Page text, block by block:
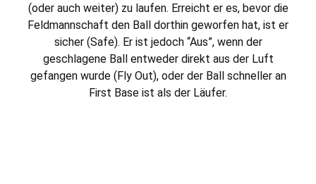
(oder auch weiter) zu laufen. Erreicht er es, bevor die
Feldmannschaft den Ball dorthin geworfen hat, ist er
sicher (Safe). Er ist jedoch “Aus”, wenn der
geschlagene Ball entweder direkt aus der Luft
gefangen wurde (Fly Out), oder der Ball schneller an
First Base ist als der Läufer.